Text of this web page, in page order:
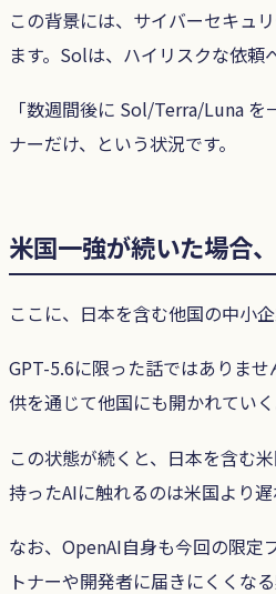
この背景には、サイバーセキュ
ます。Solは、ハイリスクな依頼
「数週間後に Sol/Terra/Luna
ナーだけ、という状況です。
米国一強が続いた場合
ここに、日本を含む他国の中小
GPT-5.6に限った話ではありま
供を通じて他国にも開かれてい
この状態が続くと、日本を含む
持ったAIに触れるのは米国より
なお、OpenAI自身も今回の限定
トナーや開発者に届きにくくな